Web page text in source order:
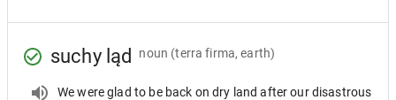
suchy ląd noun (terra firma, earth)
We were glad to be back on dry land after our disastrous